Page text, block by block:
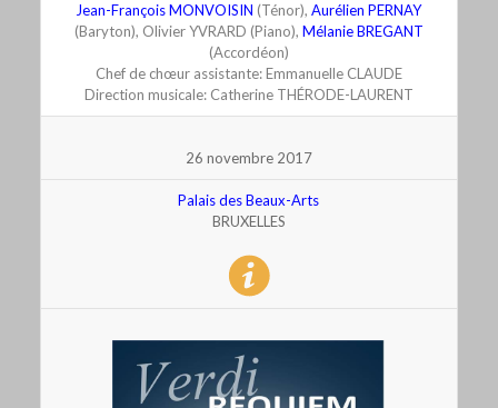
Jean-François MONVOISIN (Ténor),Aurélien PERNAY
(Baryton), Olivier YVRARD (Piano), Mélanie BREGANT
(Accordéon)
Chef de chœur assistante: Emmanuelle CLAUDE
Direction musicale: Catherine THÉRODE-LAURENT
26 novembre 2017
Palais des Beaux-Arts
BRUXELLES